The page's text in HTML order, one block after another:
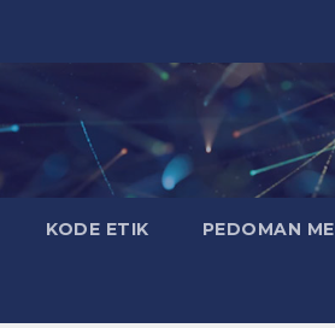
KODE ETIK PEDOMAN